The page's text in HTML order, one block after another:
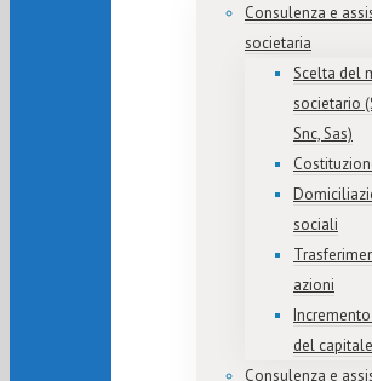
Consulenza e
societaria
Scelta del
societario
Snc, Sas)
sociali
azioni
del capitale
Consulenza e